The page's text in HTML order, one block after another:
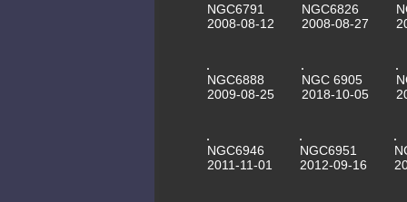
NGC6791
2008-08-12
NGC6826
2008-08-27
NGC6888
2009-08-25
NGC 6905
2018-10-05
NGC6946
2011-11-01
NGC6951
2012-09-16